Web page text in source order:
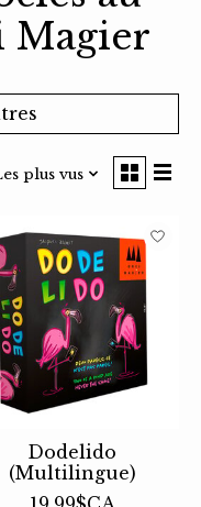
Magier
plus vus
Dodelido
(Multilingue)